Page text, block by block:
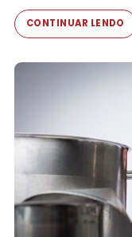
CONTINUAR LENDO